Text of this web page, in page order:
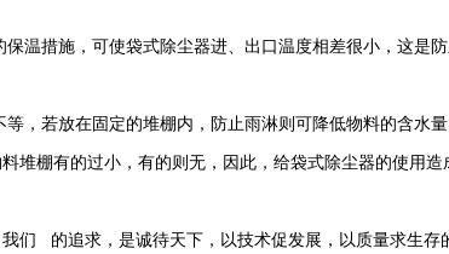
温措施，可使袋式除尘器进、出口温度相差很小，这是
，若放在固定的堆棚内，防止雨淋则可降低物料的含水
堆棚有的过小，有的则无，因此，给袋式除尘器的使用
们 的追求，是诚待天下，以技术促发展，以质量求生存